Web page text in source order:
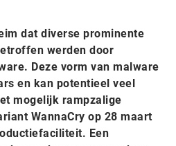
dat diverse prominente
werden door
Deze vorm van malware
en kan potentieel veel
mogelijk rampzalige
WannaCry op 28 maart
Een